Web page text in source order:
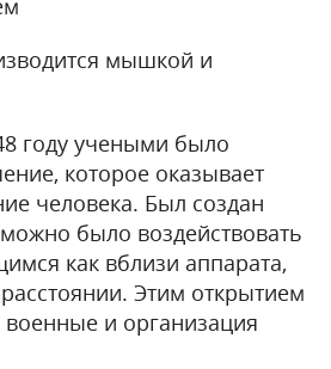
мышкой и
году учеными было
которое оказывает
человека. Был создан
было воздействовать
как вблизи аппарата,
Этим открытием
военные и организация